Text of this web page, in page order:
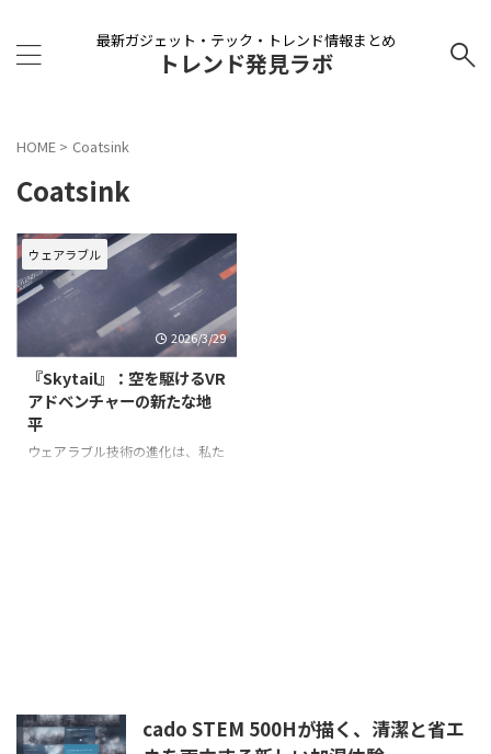
最新ガジェット・テック・トレンド情報まとめ
トレンド発見ラボ
HOME > Coatsink
Coatsink
ウェアラブル
2026/3/29
『Skytail』：空を駆けるVR
アドベンチャーの新たな地
平
ウェアラブル技術の進化は、私た
cado STEM 500Hが描く、清潔と省エ